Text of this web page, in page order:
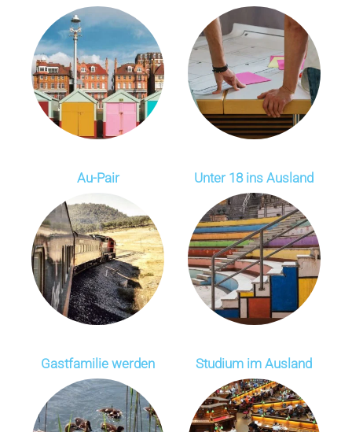
Au-Pair Unter 18 ins Ausland
Gastfamilie werden Studium im Ausland